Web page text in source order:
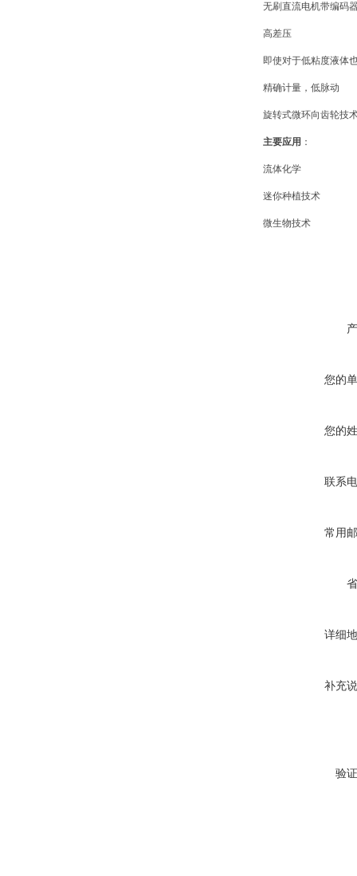
无刷直流电机带编码
高差压
即使对于低粘度液体
精确计量，低脉动
旋转式微环向齿轮技
主要应用 ：
流体化学
迷你种植技术
微生物技术
您的
您的
联系
常用
详细
补充
验